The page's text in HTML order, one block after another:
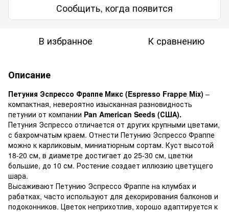
Сообщить, когда появится
В избранное К сравнению
Описание
Петуния Эспрессо Фраппе Микс (Espresso Frappe Міх) –
компактная, невероятно изысканная разновидность
петунии от компании Pan American Seeds (США).
Петуния Эспрессо отличается от других крупными цветами,
с бахромчатым краем. Отнести Петунию Эспрессо Фраппе
можно к карликовым, миниатюрным сортам. Куст высотой
18-20 см, в диаметре достигает до 25-30 см, цветки
большие, до 10 см. Ростение создает иллюзию цветущего
шара.
Высаживают Петунию Эспрессо Фраппе на клумбах и
рабатках, часто используют для декорирования балконов и
подоконников. Цветок неприхотлив, хорошо адаптируется к